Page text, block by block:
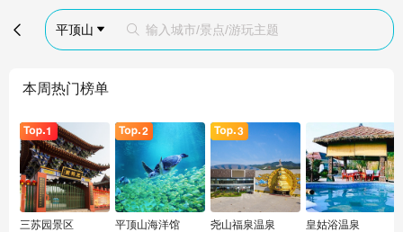
 平顶山   输入城市/景点/游玩主题
本周热门榜单
三苏园景区
平顶山海洋馆
尧山福泉温泉
皇姑浴温泉